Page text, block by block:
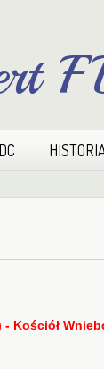
- Kościół